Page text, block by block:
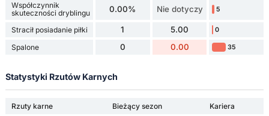
Współczynnik
skuteczności dryblingu
0.00% Nie dotyczy 5
Stracił posiadanie piłki 1 5.00 0
Spalone 0 0.00 35
Statystyki Rzutów Karnych
Rzuty karne Bieżący sezon
Kariera